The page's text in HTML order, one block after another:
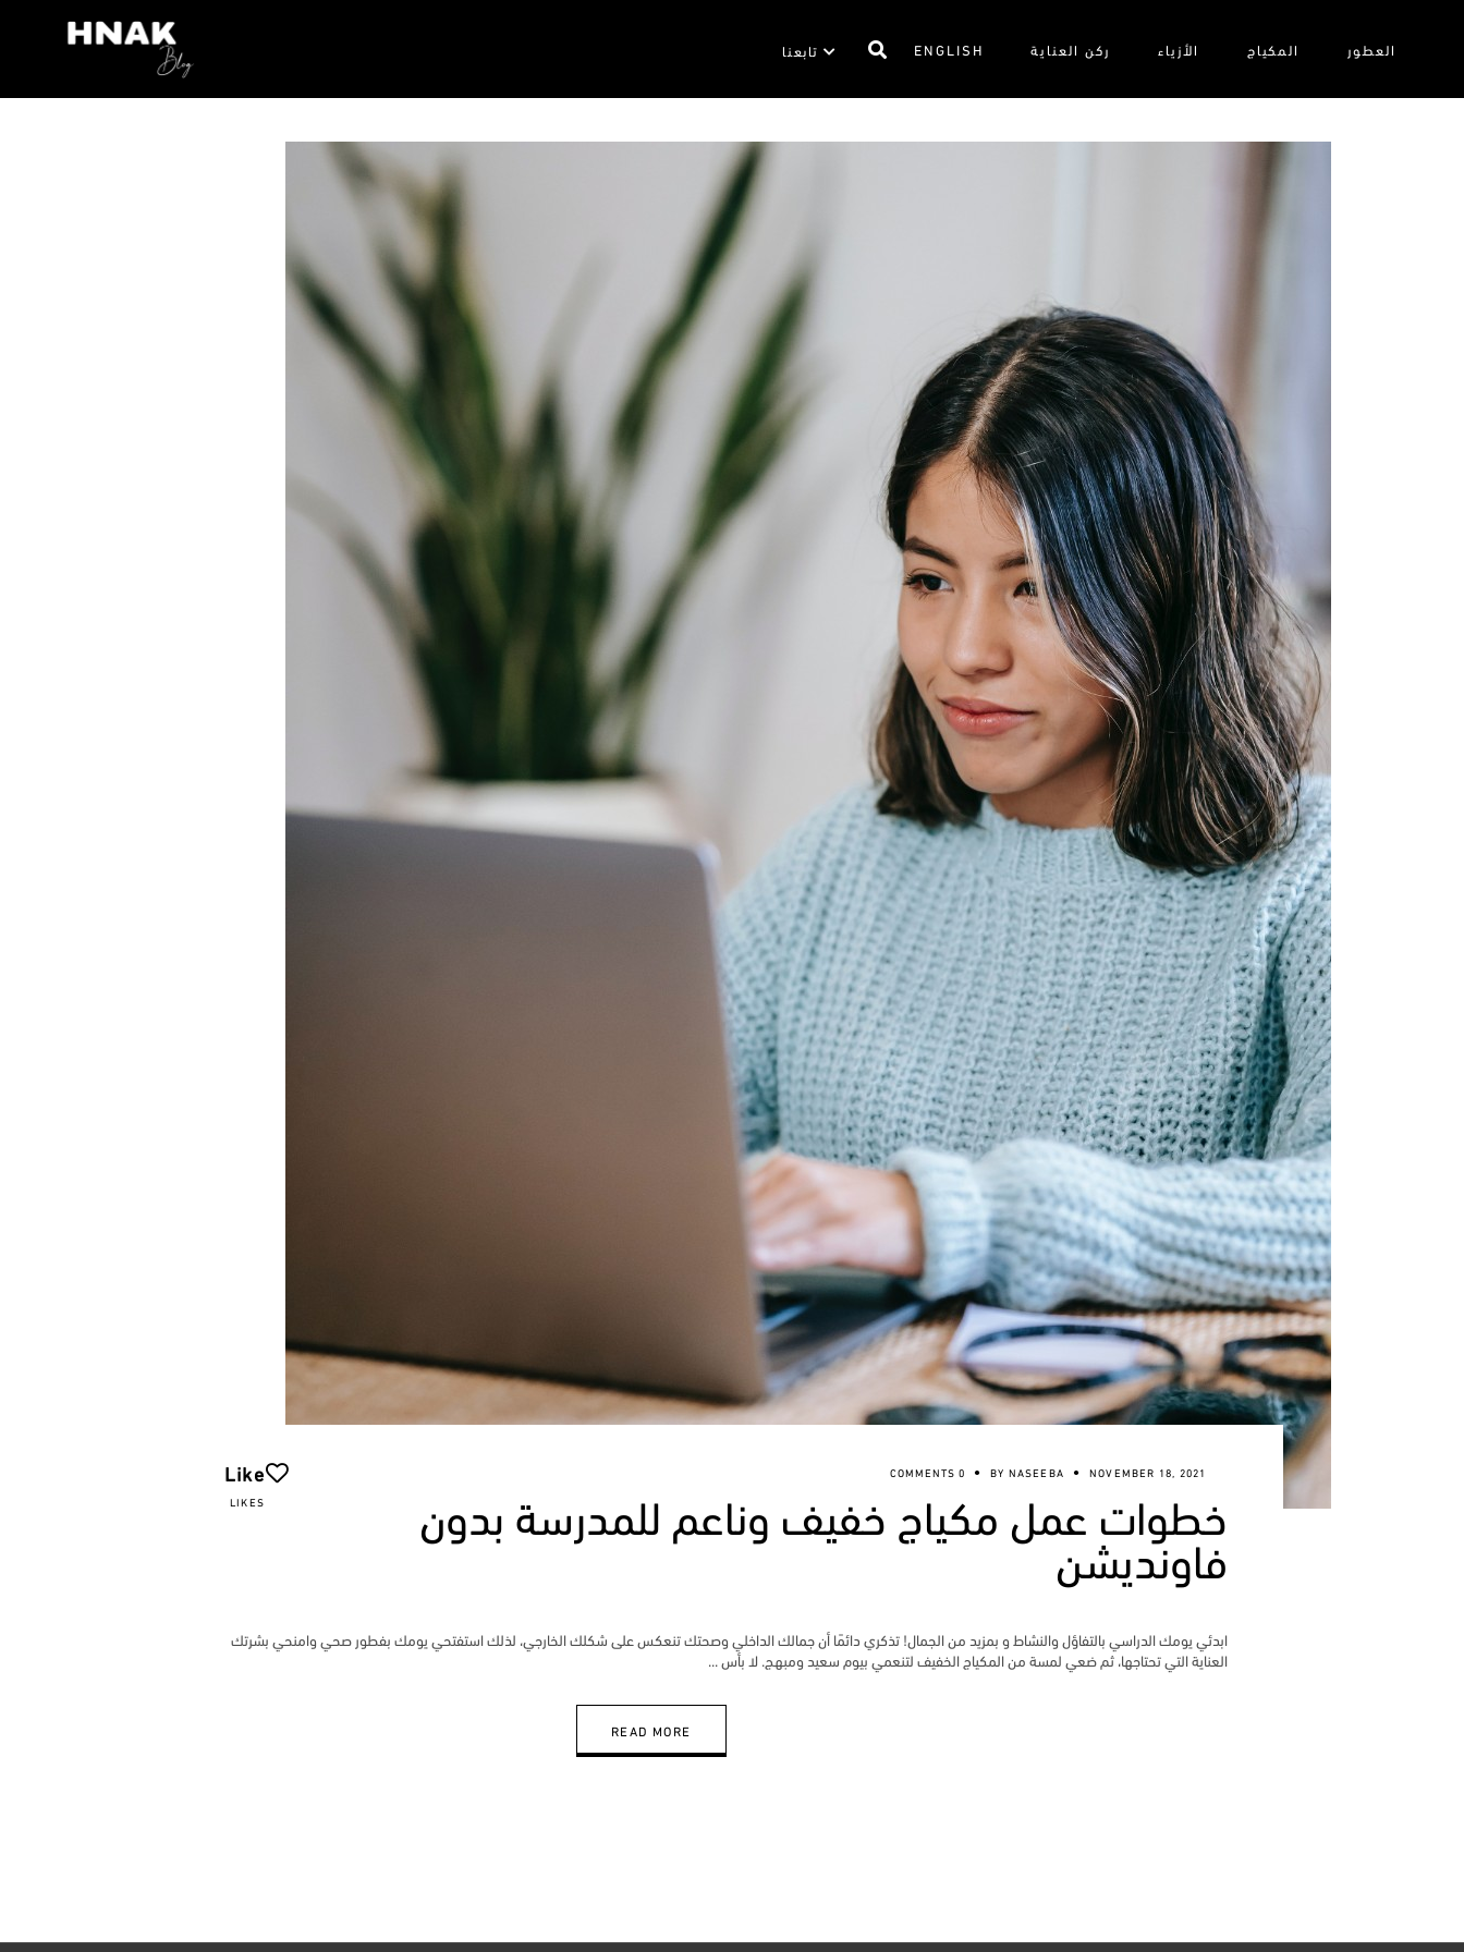
ENGLISH ركن العناية الأزياء‎ المكياج العطور تابعنا
NOVEMBER 18, 2021
BY NASEEBA
0 COMMENTS
Like
LIKES خطوات عمل مكياج خفيف وناعم للمدرسة بدون
فاونديشن
ابدئي يومك الدراسي بالتفاؤل والنشاط و بمزيد من الجمال! تذكري دائمًا أن جمالك الداخلي وصحتك تنعكس على شكلك الخارجي، لذلك استفتحي يومك بفطور صحي وامنحي بشرتك
العناية التي تحتاجها، ثم ضعي لمسة من المكياج الخفيف لتنعمي بيوم سعيد ومبهج. لا بأس
READ MORE